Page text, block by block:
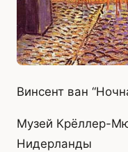
Винсент ван
Музей Крёллер-
Нидерланды